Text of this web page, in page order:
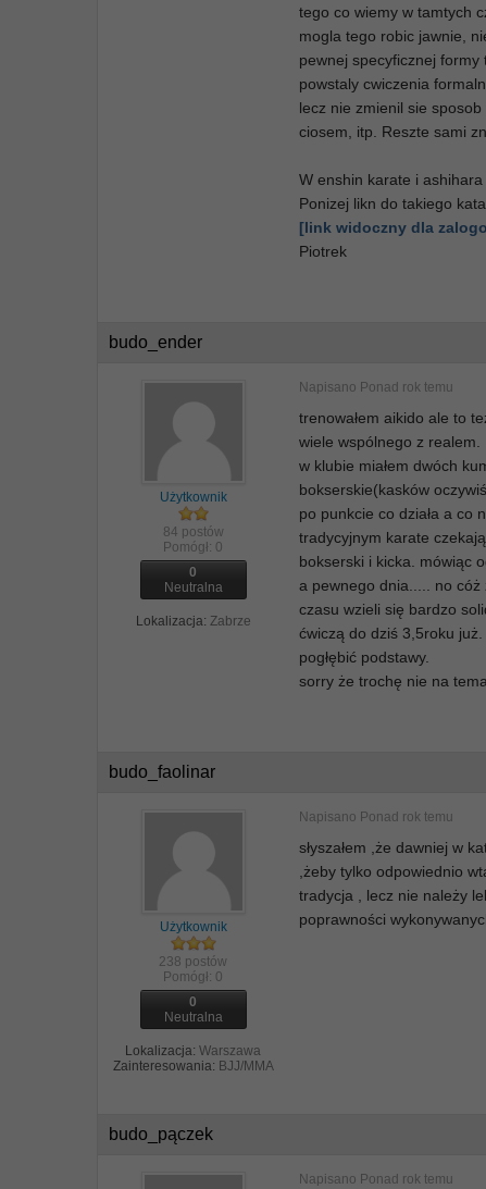
tego co wiemy w tamtych
mogla tego robic jawnie,
pewnej specyficznej
powstaly cwiczenia
lecz nie zmienil sie
ciosem, itp. Reszte sami
W enshin karate i
Ponizej likn do takiego
[link widoczny dla
Piotrek
budo_ender
Użytkownik
84 postów
Pomógł: 0
0
Neutralna
Lokalizacja: Zabrze
Napisano Ponad rok temu
trenowałem aikido ale to
wiele wspólnego z realem.
w klubie miałem dwóch
bokserskie(kasków
po punkcie co działa a co
tradycyjnym karate
bokserski i kicka. mówiąc
a pewnego dnia..... no
czasu wzieli się bardzo
ćwiczą do dziś 3,5roku
pogłębić podstawy.
sorry że trochę nie na
budo_faolinar
Użytkownik
238 postów
Pomógł: 0
0
Neutralna
Lokalizacja: Warszawa
Zainteresowania: BJJ/MMA
Napisano Ponad rok temu
słyszałem ,że dawniej w
,żeby tylko odpowiednio
tradycja , lecz nie należy
poprawności
budo_pączek
Napisano Ponad rok temu